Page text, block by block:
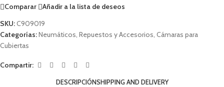
Comparar
Añadir a la lista de deseos
SKU:C909019
Categorías:Neumáticos Repuestos y Accesorios Cámaras para
Cubiertas
Compartir:
DESCRIPCIÓNSHIPPING AND DELIVERY